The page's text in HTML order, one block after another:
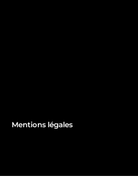
Mentions légales